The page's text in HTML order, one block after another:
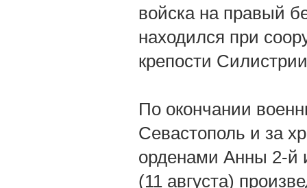
войска на правый
находился при
крепости
По окончании
Севастополь и за
орденами Анны 2-й
(11 августа)